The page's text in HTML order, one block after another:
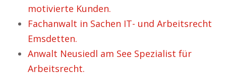
motivierte Kunden.
Fachanwalt in Sachen IT- und Arbeitsrecht
Emsdetten.
Anwalt Neusiedl am See Spezialist für
Arbeitsrecht.